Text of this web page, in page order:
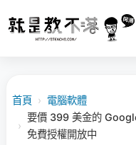
首頁 › 電腦軟體
›
要價 399 美金的
免費授權開放中